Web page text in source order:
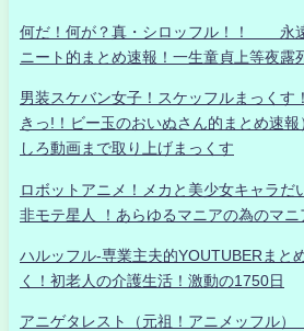
何だ！何が？真・シロッフル！！ 永
ニート的まとめ速報！一生童貞上等夜露
男装スケバン女子！スケッフルまっくす
きっ!！ビー玉のおいぬさん的まとめ速
しろ動画まで取り上げまっくす
ロボットアニメ！メカと美少女キャラだ
非モテ星人 ！あらゆるマニアの為のマニ
ハルッフル-専業主夫的YOUTUBERまと
く！初老人の介護生活！激動の1750日
アニゲタレスト（元祖！アニメッフル